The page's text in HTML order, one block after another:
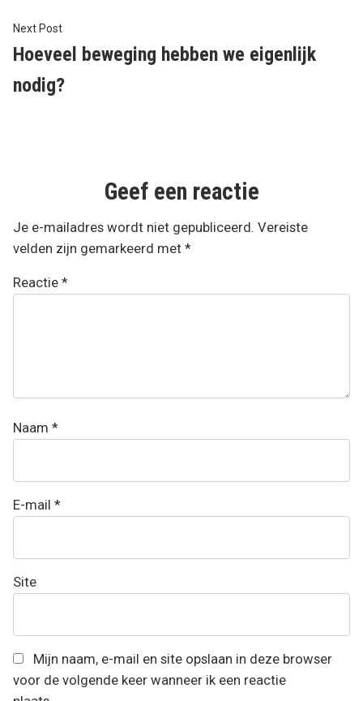
Next PostNext
post:
Hoeveel beweging hebben we eigenlijk
nodig?
Geef een reactie
Je e-mailadres wordt niet gepubliceerd. Vereiste
velden zijn gemarkeerd met *
Reactie *
Naam *
E-mail *
Site
Mijn naam, e-mail en site opslaan in deze browser
voor de volgende keer wanneer ik een reactie